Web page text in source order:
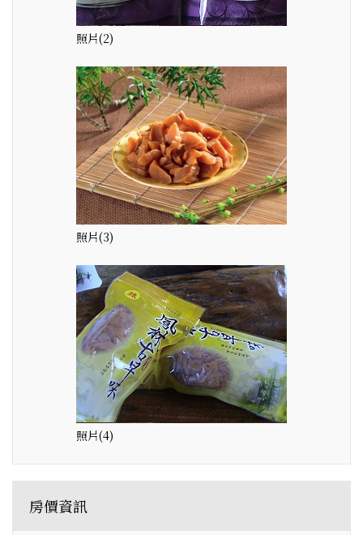
照片(2)
照片(3)
照片(4)
房價資訊